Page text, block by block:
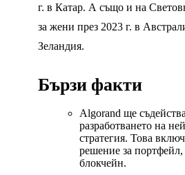
г. в Катар. А също и на
за жени през 2023 г. в
Зеландия.
Бързи факти
Algorand ще
разработването на
стратегия. Това
решение за
блокчейн.